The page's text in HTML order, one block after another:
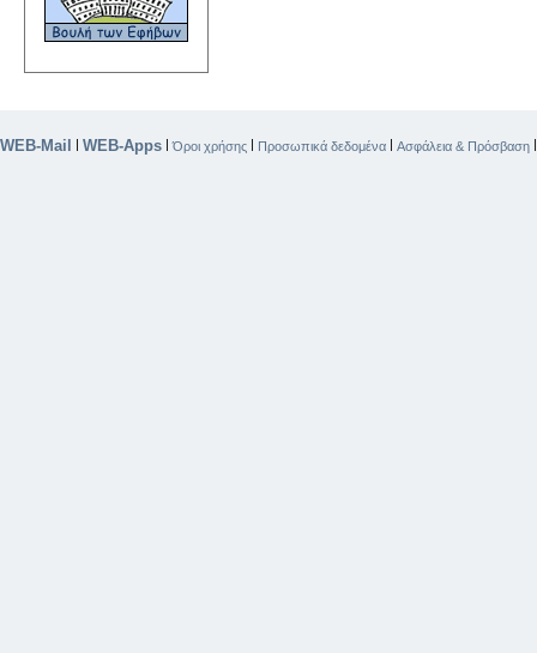
WEB-Mail WEB-Apps |Όροι χρήσης Προσωπικά δεδομένα Ασφάλεια & Πρόσβαση